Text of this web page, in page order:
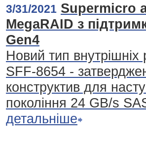
3/31/2021 Supermicro
MegaRAID з
Gen4
Новий тип внутрішніх
SFF-8654 -
конструктив для
покоління 24 GB/s
детальніше